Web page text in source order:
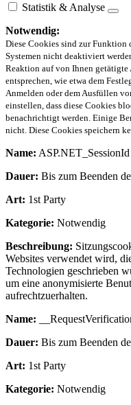
Statistik & Analyse
Notwendig:
Diese Cookies sind zur Funktion
Systemen nicht deaktiviert
Reaktion auf von Ihnen
entsprechen, wie etwa dem
Anmelden oder dem Ausfüllen
einstellen, dass diese Cookies
benachrichtigt werden. Einige
nicht. Diese Cookies speichern
Name: ASP.NET_SessionId
Dauer: Bis zum Beenden
Art: 1st Party
Kategorie: Notwendig
Beschreibung:
Websites verwendet wird,
Technologien geschrieben
um eine anonymisierte
aufrechtzuerhalten.
Name:
Dauer: Bis zum Beenden
Art: 1st Party
Kategorie: Notwendig